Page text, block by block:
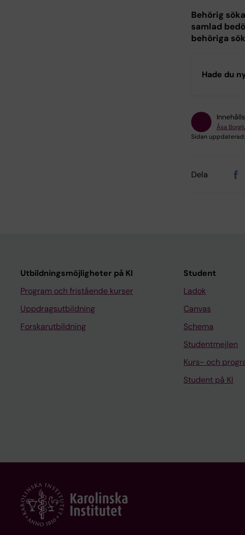
Behörig
samlad
behöriga
Hade du
Åsa
Sidan uppdaterad:
Dela
Utbildningsmöjligheter på KI
Program och fristående kurser
Uppdragsutbildning
Forskarutbildning
Student
Ladok
Canvas
Schema
Studentmejlen
Kurs- och
Student på KI